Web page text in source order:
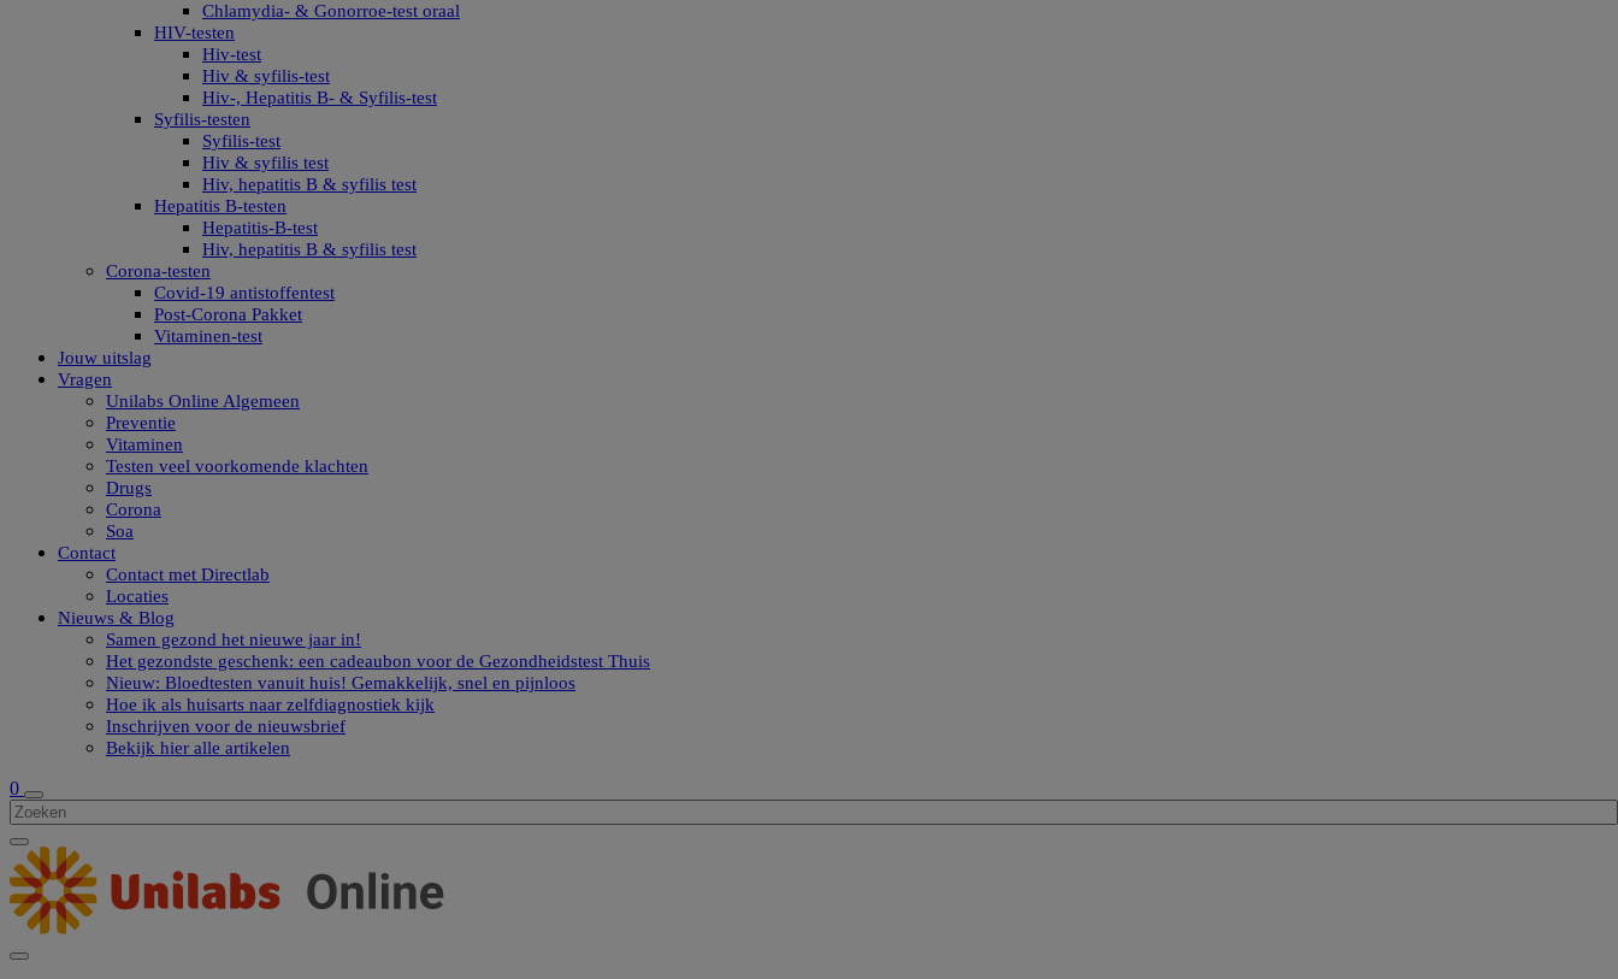
Chlamydia- & Gonorroe-test oraal
HIV-testen
Hiv-test
Hiv & syfilis-test
Hiv-, Hepatitis B- & Syfilis-test
Syfilis-testen
Syfilis-test
Hiv & syfilis test
Hiv, hepatitis B & syfilis test
Hepatitis B-testen
Hepatitis-B-test
Hiv, hepatitis B & syfilis test
Corona-testen
Covid-19 antistoffentest
Post-Corona Pakket
Vitaminen-test
Jouw uitslag
Vragen
Unilabs Online Algemeen
Preventie
Vitaminen
Testen veel voorkomende klachten
Drugs
Corona
Soa
Contact
Contact met Directlab
Locaties
Nieuws & Blog
Samen gezond het nieuwe jaar in!
Het gezondste geschenk: een cadeaubon voor de Gezondheidstest Thuis
Nieuw: Bloedtesten vanuit huis! Gemakkelijk, snel en pijnloos
Hoe ik als huisarts naar zelfdiagnostiek kijk
Inschrijven voor de nieuwsbrief
Bekijk hier alle artikelen
0